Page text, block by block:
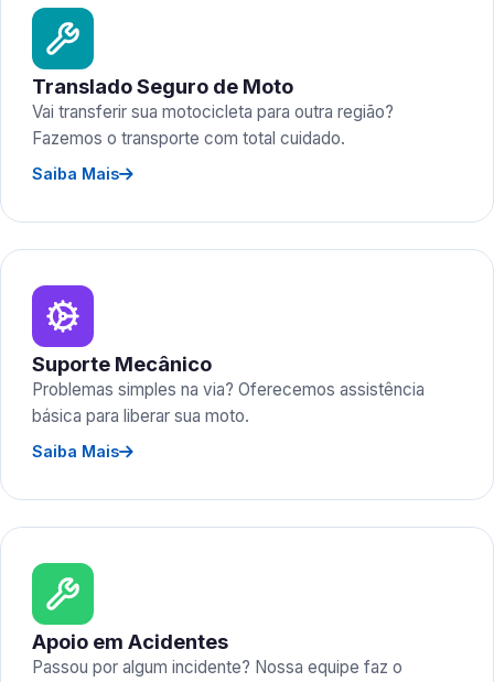
Translado Seguro de Moto
Vai transferir sua motocicleta para outra região?
Fazemos o transporte com total cuidado.
Saiba Mais
Suporte Mecânico
Problemas simples na via? Oferecemos assistência
básica para liberar sua moto.
Saiba Mais
Apoio em Acidentes
Passou por algum incidente? Nossa equipe faz o